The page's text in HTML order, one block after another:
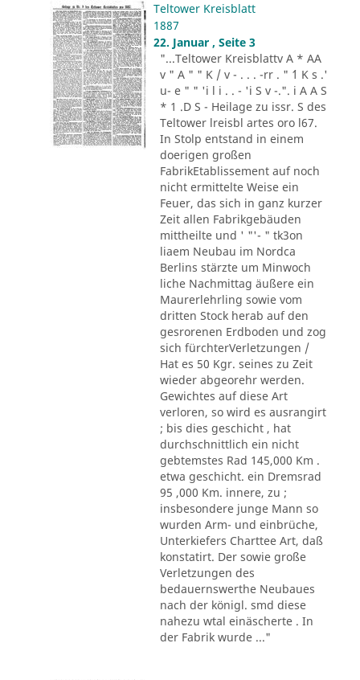
Teltower Kreisblatt
1887
22. Januar , Seite 3
"...Teltower Kreisblattv A * AA
v " A " " K / v - . . . -rr . " ´1 K s .'
u- e " " 'i l i . . - 'i S v -.". i A A S
* 1 .D S - Heilage zu issr. S des
Teltower lreisbl artes oro l67.
In Stolp entstand in einem
doerigen großen
FabrikEtablissement auf noch
nicht ermittelte Weise ein
Feuer, das sich in ganz kurzer
Zeit allen Fabrikgebäuden
mittheilte und ' "'- " tk3on
liaem Neubau im Nordca
Berlins stärzte um Minwoch
liche Nachmittag äußere ein
Maurerlehrling sowie vom
dritten Stock herab auf den
gesrorenen Erdboden und zog
sich fürchterVerletzungen /
Hat es 50 Kgr. seines zu Zeit
wieder abgeorehr werden.
Gewichtes auf diese Art
verloren, so wird es ausrangirt
; bis dies geschicht , hat
durchschnittlich ein nicht
gebtemstes Rad 145,000 Km .
etwa geschicht. ein Dremsrad
95 ,000 Km. innere, zu ;
insbesondere junge Mann so
wurden Arm- und einbrüche,
Unterkiefers Charttee Art, daß
konstatirt. Der sowie große
Verletzungen des
bedauernswerthe Neubaues
nach der königl. smd diese
nahezu wtal einäscherte . In
der Fabrik wurde ..."